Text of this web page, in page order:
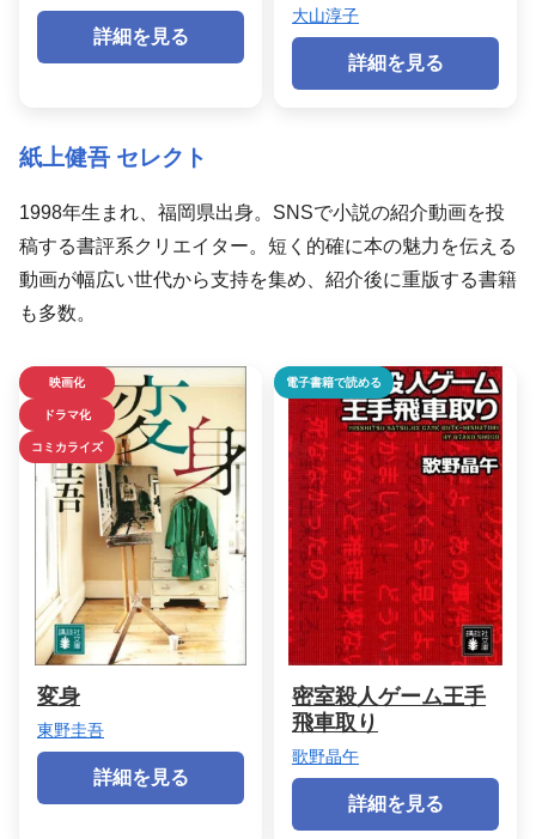
詳細を見る
大山淳子
詳細を見る
紙上健吾 セレクト
1998年生まれ、福岡県出身。SNSで小説の紹介動画を投
稿する書評系クリエイター。短く的確に本の魅力を伝える
動画が幅広い世代から支持を集め、紹介後に重版する書籍
も多数。
映画化
ドラマ化
コミカライズ
変身
東野圭吾
詳細を見る
電子書籍で読める
密室殺人ゲーム王手
飛車取り
歌野晶午
詳細を見る